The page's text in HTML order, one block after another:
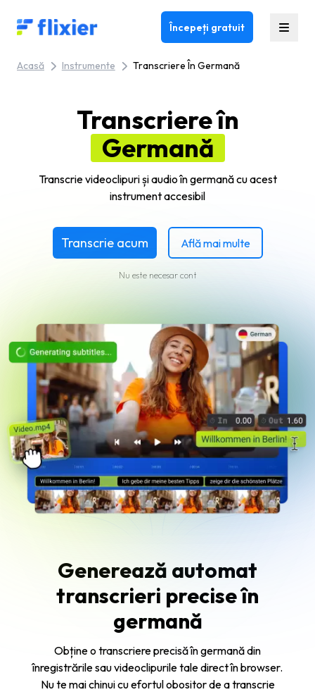
Flixier logo - Home Începeți gratuit
Acasă Instrumente Transcriere În Germană
Transcriere în
Germană
Transcrie videoclipuri și audio în germană cu acest
instrument accesibil
Transcrie acum Află mai multe
Nu este necesar cont
Generează automat
transcrieri precise în
germană
Obține o transcriere precisă în germană din
înregistrările sau videoclipurile tale direct în browser.
Nu te mai chinui cu efortul obositor de a transcrie